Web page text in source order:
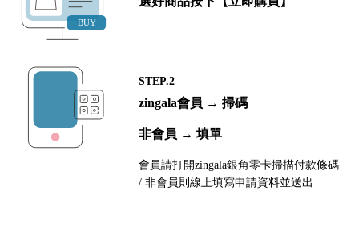
STEP.2
zingala會員 → 掃碼
非會員 → 填單
會員請打開zingala銀角零卡掃描付款條碼
/ 非會員則線上填寫申請資料並送出